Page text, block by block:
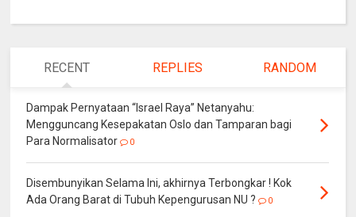
RECENT REPLIES RANDOM
Dampak Pernyataan “Israel Raya” Netanyahu:
Mengguncang Kesepakatan Oslo dan Tamparan bagi
Para Normalisator
0
Disembunyikan Selama Ini, akhirnya Terbongkar ! Kok
Ada Orang Barat di Tubuh Kepengurusan NU ?
0